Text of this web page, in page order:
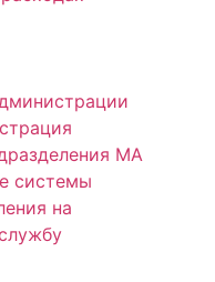
МА
системы
на